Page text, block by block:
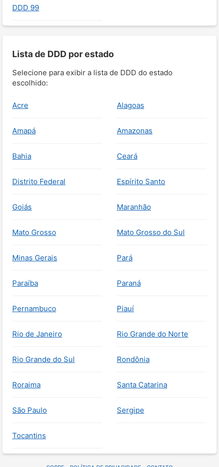
DDD 99
Lista de DDD por estado
Selecione para exibir a lista de DDD do estado
escolhido:
Acre Alagoas
Amapá Amazonas
Bahia Ceará
Distrito Federal Espírito Santo
Goiás Maranhão
Mato Grosso Mato Grosso do Sul
Minas Gerais Pará
Paraíba Paraná
Pernambuco Piauí
Rio de Janeiro Rio Grande do Norte
Rio Grande do Sul Rondônia
Roraima Santa Catarina
São Paulo Sergipe
Tocantins